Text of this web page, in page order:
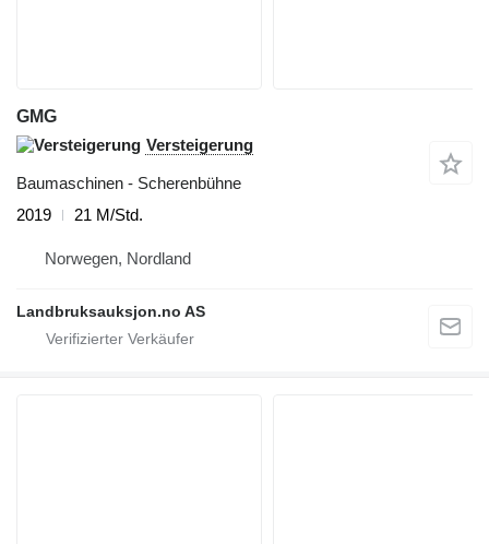
GMG
Versteigerung
Baumaschinen - Scherenbühne
2019
21 M/Std.
Norwegen, Nordland
Landbruksauksjon.no AS